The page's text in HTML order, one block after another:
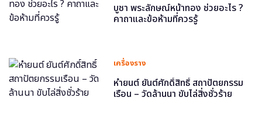
บูชา พระลักษณ์หน้าทอง ช่วยอะไร ?
คาถาและข้อห้ามที่ควรรู้
เครื่องราง
หำยนต์ ยันต์ศักดิ์สิทธิ์ สถาปัตยกรรม
เรือน – วัดล้านนา ขับไล่สิ่งชั่วร้าย